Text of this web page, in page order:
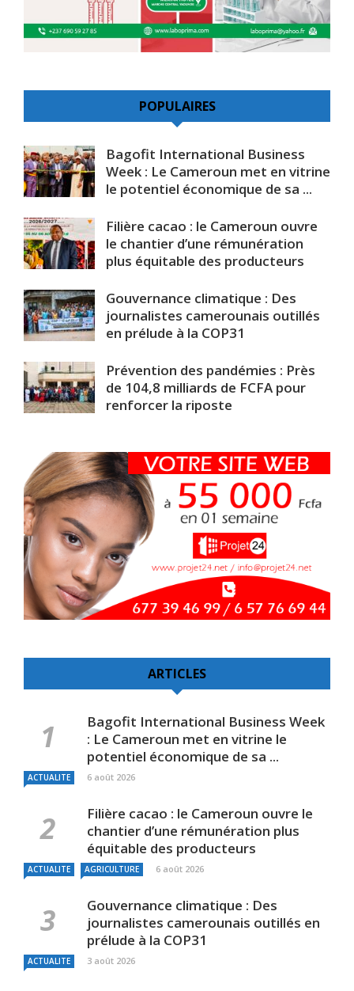
POPULAIRES
Bagofit International Business
Week : Le Cameroun met en vitrine
le potentiel économique de sa ...
Filière cacao : le Cameroun ouvre
le chantier d’une rémunération
plus équitable des producteurs
Gouvernance climatique : Des
journalistes camerounais outillés
en prélude à la COP31
Prévention des pandémies : Près
de 104,8 milliards de FCFA pour
renforcer la riposte
ARTICLES
Bagofit International Business Week
: Le Cameroun met en vitrine le
potentiel économique de sa ...
ACTUALITE 6 août 2026
Filière cacao : le Cameroun ouvre le
chantier d’une rémunération plus
équitable des producteurs
ACTUALITE AGRICULTURE 6 août 2026
Gouvernance climatique : Des
journalistes camerounais outillés en
prélude à la COP31
ACTUALITE 3 août 2026